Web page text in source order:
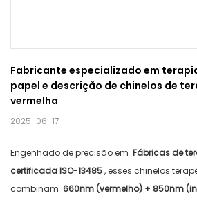
Fabricante especializado em
papel e descrição de chinelos de
vermelha
2025-06-17
Engenhado de precisão em Fábricas de
certificada ISO-13485, esses chinelos
combinam 660nm (vermelho) + 850nm